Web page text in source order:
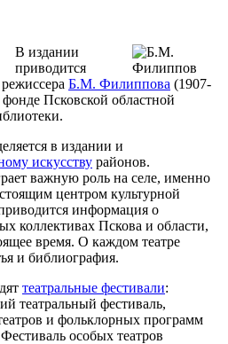
В издании
приводится
Б.М. Филиппова (1907-
фонде Псковской областной
в издании и
искусству районов.
важную роль на селе, именно
центром культурной
информация о
коллективах Пскова и области,
время. О каждом театре
и библиография.
театральные фестивали:
театральный фестиваль,
и фольклорных программ
особых театров